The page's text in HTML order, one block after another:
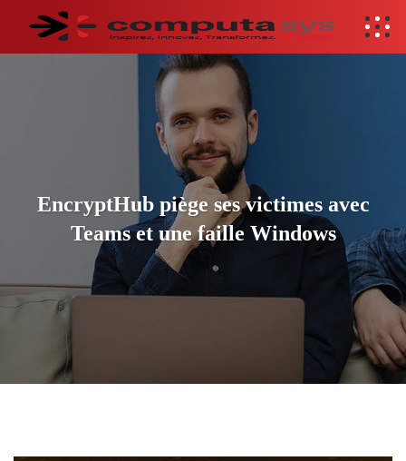
EncryptHub piège ses victimes avec
Teams et une faille Windows